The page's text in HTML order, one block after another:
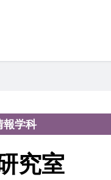
報学科
究室